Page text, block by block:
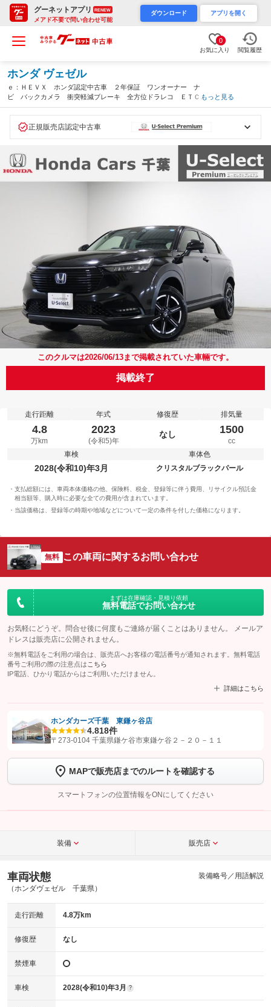
グーネットアプリ RENEW
メアド不要で問い合わせ可能
ダウンロード アプリを開く
0
お気に入り 閲覧履歴
ホンダ ヴェゼル
ｅ：ＨＥＶＸ ホンダ認定中古車 ２年保証 ワンオーナー ナ
ビ バックカメラ 衝突軽減ブレーキ 全方位ドラレコ ＥＴＣ
２．０ フルセグＴＶ スマホ連携 ＬＥＤヘッドライト 純正ア
もっと見る
正規販売店認定中古車
このクルマは2026/06/13まで掲載されていた車輛です。
掲載終了
走行距離
4.8
万km
年式
2023
(令和5)年
修復歴
なし
排気量
1500
cc
車検
2028(令和10)年3月
車体色
クリスタルブラックパール
支払総額には、車両本体価格の他、保険料、税金、登録等に伴う費用、リサイクル預託金
相当額等、購入時に必要な全ての費用が含まれています。
当該価格は、登録等の時期や地域などについて一定の条件を付した価格になります。
無料 この車両に関するお問い合わせ
まずは在庫確認・見積り依頼
無料電話でお問い合わせ
お気軽にどうぞ。問合せ後に何度もご連絡が届くことはありません。 メールア
ドレスは販売店に公開されません。
※無料電話をご利用の場合は、販売店へお客様の電話番号が通知されます。無料電話
番号ご利用の際の注意点は こちら
IP電話、ひかり電話からはご利用いただけません。
詳細はこちら
【STEP1】認証画面でグーネットを友だち追加してから「許可する」ボタンを押
トーク画面で
ボタンをタップして問い合わせを
完了してください。
こちら
ホンダカーズ千葉 東鎌ヶ谷店
4.818件
〒273-0104 千葉県鎌ケ谷市東鎌ケ谷２－２０－１１
MAPで販売店までのルートを確認する
スマートフォンの位置情報をONにしてください
装備 販売店
車両状態
（ホンダヴェゼル 千葉県）
装備略号／用語解説
走行距離 4.8万km
修復歴 なし
禁煙車
車検 2028(令和10)年3月 ?